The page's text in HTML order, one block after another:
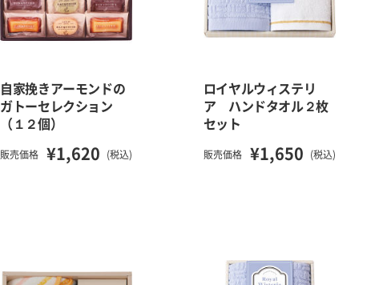
自家挽きアーモンドの
ガトーセレクション
（１２個）
販売価格 ¥1,620 (税込)
ロイヤルウィステリ
ア ハンドタオル２枚
セット
販売価格 ¥1,650 (税込)